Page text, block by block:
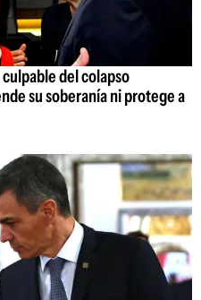
culpable del colapso
su soberanía ni protege a